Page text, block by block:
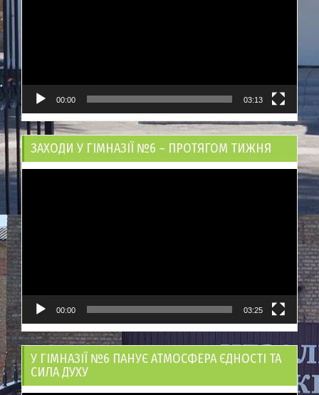
00:00 03:13
ЗАХОДИ У ГІМНАЗІЇ №6 – ПРОТЯГОМ ТИЖНЯ
00:00 03:25
У ГІМНАЗІЇ №6 ПАНУЄ АТМОСФЕРА ЄДНОСТІ ТА
СИЛА ДУХУ